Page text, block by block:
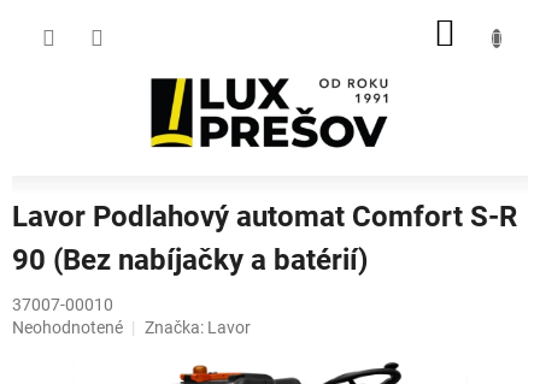
Lavor Podlahový automat Comfort S-R
90 (Bez nabíjačky a batérií)
37007-00010
Priemerné
Neohodnotené Značka: Lavor